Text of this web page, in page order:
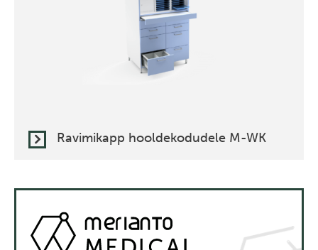
Ravimikapp hooldekodudele M-WK